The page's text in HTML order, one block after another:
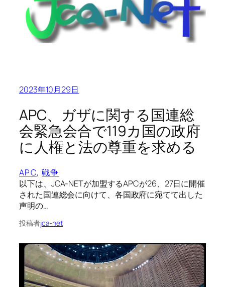
2023年10月29日
APC、ガザに関する国連総
会緊急会合で119カ国の政府
に人権と法の尊重を求める
APC, 戦争
以下は、JCA-NETが加盟するAPCが26、27日に開催
された国連総会に向けて、各国政府に宛てて出した
声明の…
投稿者jca-net